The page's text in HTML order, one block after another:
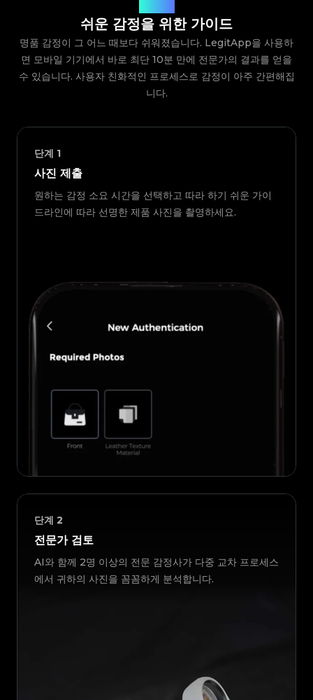
쉬운 감정을 위한 가이드
명품 감정이 그 어느 때보다 쉬워졌습니다. LegitApp을 사용하
면 모바일 기기에서 바로 최단 10분 만에 전문가의 결과를 얻을
수 있습니다. 사용자 친화적인 프로세스로 감정이 아주 간편해집
니다.
단계 1
사진 제출
원하는 감정 소요 시간을 선택하고 따라 하기 쉬운 가이
드라인에 따라 선명한 제품 사진을 촬영하세요.
단계 2
전문가 검토
AI와 함께 2명 이상의 전문 감정사가 다중 교차 프로세스
에서 귀하의 사진을 꼼꼼하게 분석합니다.